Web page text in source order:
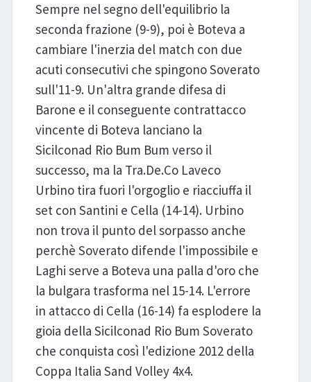
Sempre nel segno dell'equilibrio la
seconda frazione (9-9), poi è Boteva a
cambiare l'inerzia del match con due
acuti consecutivi che spingono Soverato
sull'11-9. Un'altra grande difesa di
Barone e il conseguente contrattacco
vincente di Boteva lanciano la
Sicilconad Rio Bum Bum verso il
successo, ma la Tra.De.Co Laveco
Urbino tira fuori l'orgoglio e riacciuffa il
set con Santini e Cella (14-14). Urbino
non trova il punto del sorpasso anche
perchè Soverato difende l'impossibile e
Laghi serve a Boteva una palla d'oro che
la bulgara trasforma nel 15-14. L'errore
in attacco di Cella (16-14) fa esplodere la
gioia della Sicilconad Rio Bum Soverato
che conquista così l'edizione 2012 della
Coppa Italia Sand Volley 4x4.